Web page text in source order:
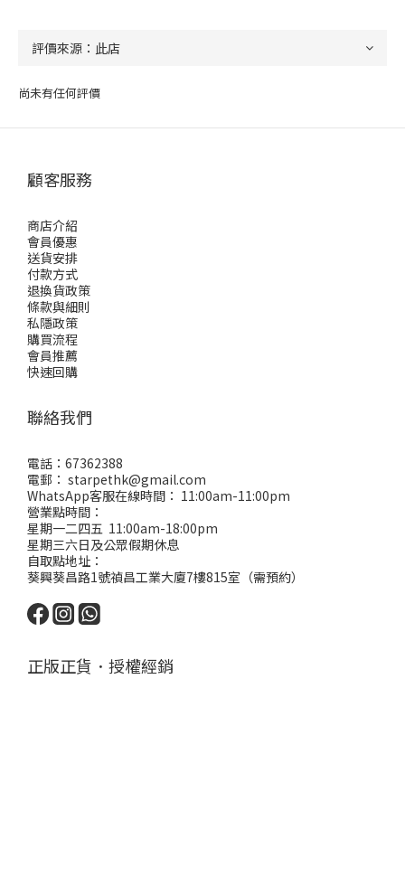
尚未有任何評價
顧客服務
商店介紹
會員優惠
送貨安排
付款方式
退換貨政策
條款與細則
私隱政策
購買流程
會員推薦
快速回購
聯絡我們
電話：67362388
電郵： starpethk@gmail.com
WhatsApp客服在線時間： 11:00am-11:00pm
營業點時間：
星期一二四五 11:00am-18:00pm
星期三六日及公眾假期休息
自取點地址：
葵興葵昌路1號禎昌工業大廈7樓815室（需預約）
正版正貨．授權經銷